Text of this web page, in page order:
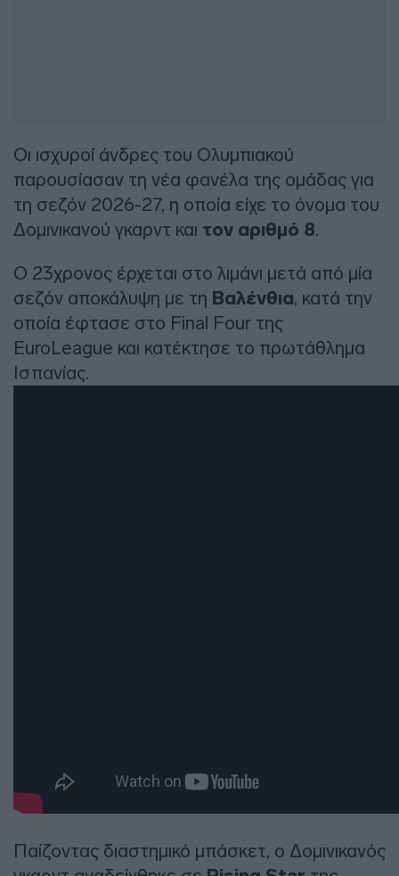
Οι ισχυροί άνδρες του Ολυμπιακού
παρουσίασαν τη νέα φανέλα της ομάδας για
τη σεζόν 2026-27, η οποία είχε το όνομα του
Δομινικανού γκαρντ και τον αριθμό 8.
Ο 23χρονος έρχεται στο λιμάνι μετά από μία
σεζόν αποκάλυψη με τη Βαλένθια, κατά την
οποία έφτασε στο Final Four της
EuroLeague και κατέκτησε το πρωτάθλημα
Ισπανίας.
Παίζοντας διαστημικό μπάσκετ, ο Δομινικανός